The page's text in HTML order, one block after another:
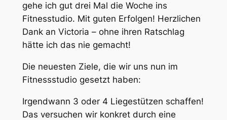
gehe ich gut drei Mal die Woche ins
Fitnesstudio. Mit guten Erfolgen! Herzlichen
Dank an Victoria – ohne ihren Ratschlag
hätte ich das nie gemacht!
Die neuesten Ziele, die wir uns nun im
Fitnessstudio gesetzt haben:
Irgendwann 3 oder 4 Liegestützen schaffen!
Das versuchen wir konkret durch eine